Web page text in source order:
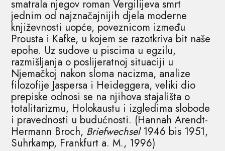
smatrala njegov roman Vergilijeva smrt
jednim od najznačajnijih djela moderne
književnosti uopće, poveznicom između
Prousta i Kafke, u kojem se razotkriva bit naše
epohe. Uz sudove u piscima u egzilu,
razmišljanja o poslijeratnoj situaciji u
Njemačkoj nakon sloma nacizma, analize
filozofije Jaspersa i Heideggera, veliki dio
prepiske odnosi se na njihova stajališta o
totalitarizmu, Holokaustu i izgledima slobode
i pravednosti u budućnosti. (Hannah Arendt-
Hermann Broch, Briefwechsel1946 bis 1951,
Suhrkamp, Frankfurt a. M., 1996)